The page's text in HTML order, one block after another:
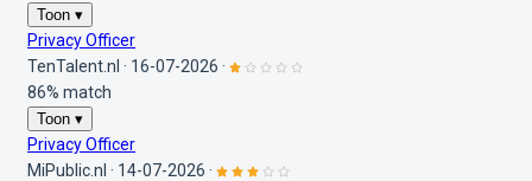
Toon ▾
Privacy Officer
TenTalent.nl · 16-07-2026 ·
86% match
Toon ▾
Privacy Officer
MiPublic.nl · 14-07-2026 ·